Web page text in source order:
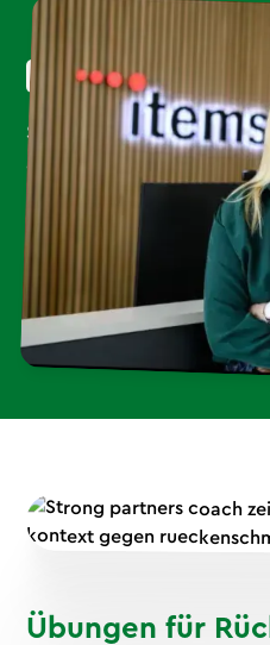
Items GmbH & Co. KG
Seitdem wir mit Strong
arbeiten, hat sich
wird jetzt ‘GROß’
Bestandteil unseres
uns auf die weitere
Ulrike Kroos
Übungen für